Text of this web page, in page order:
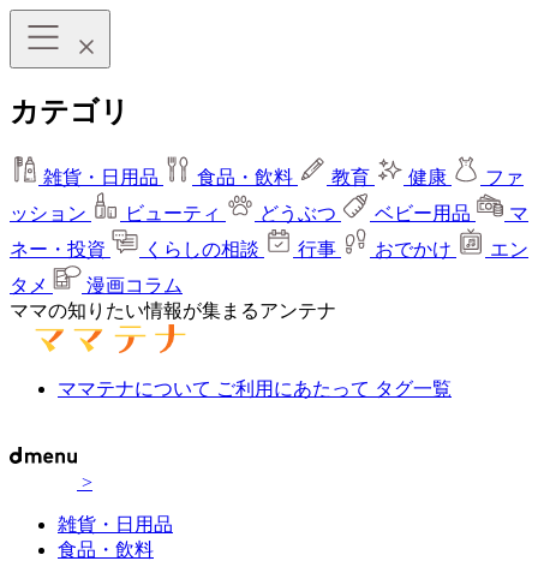
カテゴリ
雑貨・日用品 食品・飲料 教育 健康
ファ
ッション
ビューティ どうぶつ ベビー用品
マ
ネー・投資
くらしの相談 行事 おでかけ
エン
タメ
漫画コラム
ママの知りたい情報が集まるアンテナ
ママテナについて ご利用にあたって タグ一覧
>
雑貨・日用品
食品・飲料